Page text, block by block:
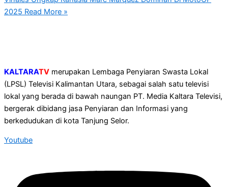
2025 Read More »
KALTARATV merupakan Lembaga Penyiaran Swasta Lokal
(LPSL) Televisi Kalimantan Utara, sebagai salah satu televisi
lokal yang berada di bawah naungan PT. Media Kaltara Televisi,
bergerak dibidang jasa Penyiaran dan Informasi yang
berkedudukan di kota Tanjung Selor.
Youtube